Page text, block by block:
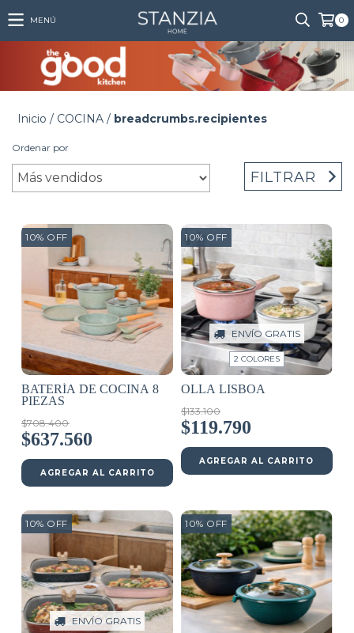
MENÚ 0
Inicio / COCINA / breadcrumbs.recipientes
Ordenar por
FILTRAR
10% OFF
BATERÍA DE COCINA 8
PIEZAS
$708.400
$637.560
AGREGAR AL CARRITO
10% OFF
ENVÍO GRATIS
2 COLORES
OLLA LISBOA
$133.100
$119.790
AGREGAR AL CARRITO
10% OFF
ENVÍO GRATIS
10% OFF